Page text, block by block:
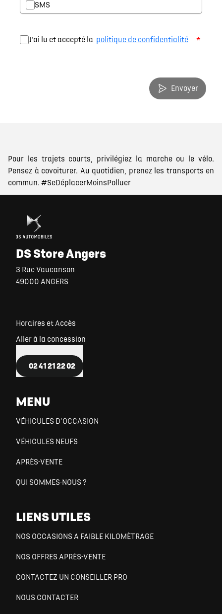
SMS
J'ai lu et accepté la politique de confidentialité *
Envoyer
Pour les trajets courts, privilégiez la marche ou le vélo.
Pensez à covoiturer. Au quotidien, prenez les transports en
commun. #SeDéplacerMoinsPolluer
DS Store Angers
3 Rue Vaucanson
49000 ANGERS
Horaires et Accès
Aller à la concession
02 41 21 22 02
MENU
VÉHICULES D'OCCASION
VÉHICULES NEUFS
APRÈS-VENTE
QUI SOMMES-NOUS ?
LIENS UTILES
NOS OCCASIONS A FAIBLE KILOMÈTRAGE
NOS OFFRES APRÈS-VENTE
CONTACTEZ UN CONSEILLER PRO
NOUS CONTACTER